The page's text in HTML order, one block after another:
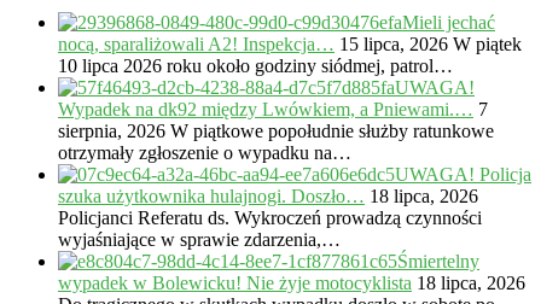
Mieli jechać
nocą, sparaliżowali A2! Inspekcja… 15 lipca, 2026 W piątek
10 lipca 2026 roku około godziny siódmej, patrol…
UWAGA!
Wypadek na dk92 między Lwówkiem, a Pniewami.… 7
sierpnia, 2026 W piątkowe popołudnie służby ratunkowe
otrzymały zgłoszenie o wypadku na…
UWAGA! Policja
szuka użytkownika hulajnogi. Doszło… 18 lipca, 2026
Policjanci Referatu ds. Wykroczeń prowadzą czynności
wyjaśniające w sprawie zdarzenia,…
Śmiertelny
wypadek w Bolewicku! Nie żyje motocyklista 18 lipca, 2026